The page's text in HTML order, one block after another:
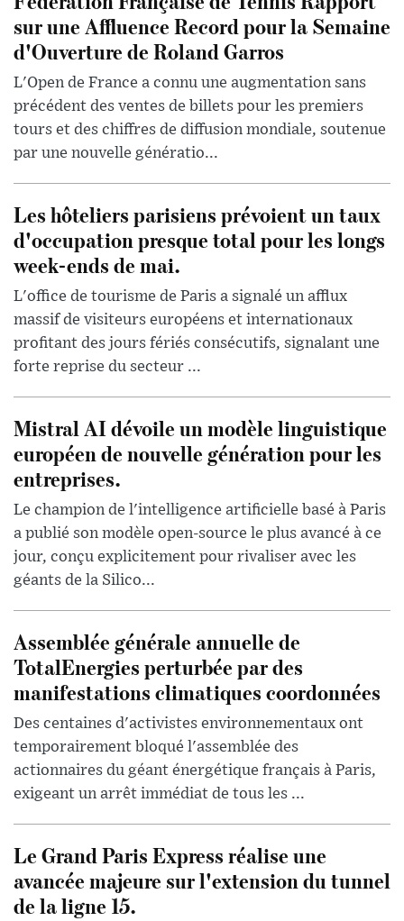
sur une Affluence Record pour la Semaine
d'Ouverture de Roland Garros
L'Open de France a connu une augmentation sans
précédent des ventes de billets pour les premiers
tours et des chiffres de diffusion mondiale, soutenue
par une nouvelle génératio...
Les hôteliers parisiens prévoient un taux
d'occupation presque total pour les longs
week-ends de mai.
L'office de tourisme de Paris a signalé un afflux
massif de visiteurs européens et internationaux
profitant des jours fériés consécutifs, signalant une
forte reprise du secteur ...
Mistral AI dévoile un modèle linguistique
européen de nouvelle génération pour les
entreprises.
Le champion de l'intelligence artificielle basé à Paris
a publié son modèle open-source le plus avancé à ce
jour, conçu explicitement pour rivaliser avec les
géants de la Silico...
Assemblée générale annuelle de
TotalEnergies perturbée par des
manifestations climatiques coordonnées
Des centaines d'activistes environnementaux ont
temporairement bloqué l'assemblée des
actionnaires du géant énergétique français à Paris,
exigeant un arrêt immédiat de tous les ...
Le Grand Paris Express réalise une
avancée majeure sur l'extension du tunnel
de la ligne 15.